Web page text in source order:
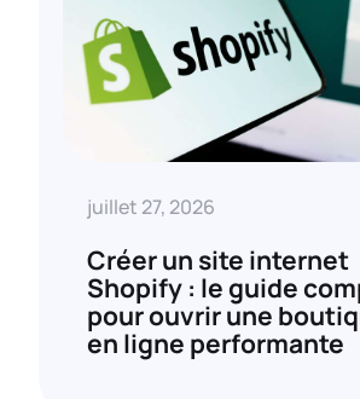
juillet 27, 2026
Créer un site internet
Shopify : le guide
pour ouvrir une
en ligne performante